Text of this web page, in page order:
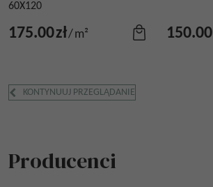
60X120
175.00zł/m² 150.00
KONTYNUUJ PRZEGLĄDANIE
Producenci